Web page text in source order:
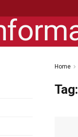
Home
Tag: